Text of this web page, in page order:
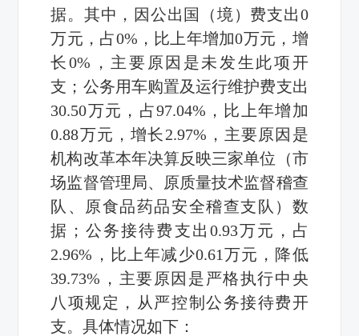
据。其中，因公出国（境）费支出0
万元，占0%，比上年增加0万元，增
长0%，主要原因是未发生此项开
支；公务用车购置及运行维护费支出
30.50万元，占97.04%，比上年增加
0.88万元，增长2.97%，主要原因是
机构改革本年决算反映三家单位（市
场监督管理局、原质量技术监督稽查
队、原食品药品安全稽查支队）数
据；公务接待费支出0.93万元，占
2.96%，比上年减少0.61万元，降低
39.73%，主要原因是严格执行中央
八项规定，从严控制公务接待费开
支。具体情况如下：